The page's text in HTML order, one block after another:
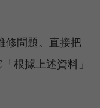
修問題。直接把
根據上述資料」